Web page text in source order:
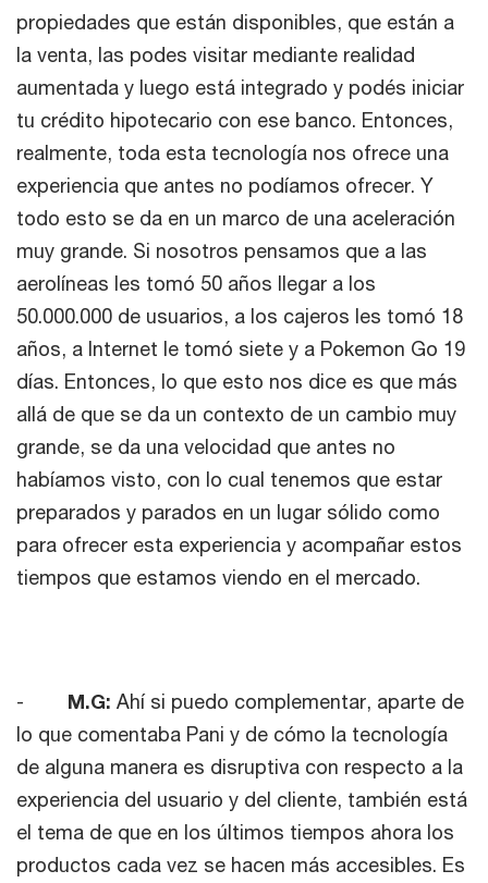
propiedades que están disponibles, que están a
la venta, las podes visitar mediante realidad
aumentada y luego está integrado y podés iniciar
tu crédito hipotecario con ese banco. Entonces,
realmente, toda esta tecnología nos ofrece una
experiencia que antes no podíamos ofrecer. Y
todo esto se da en un marco de una aceleración
muy grande. Si nosotros pensamos que a las
aerolíneas les tomó 50 años llegar a los
50.000.000 de usuarios, a los cajeros les tomó 18
años, a Internet le tomó siete y a Pokemon Go 19
días. Entonces, lo que esto nos dice es que más
allá de que se da un contexto de un cambio muy
grande, se da una velocidad que antes no
habíamos visto, con lo cual tenemos que estar
preparados y parados en un lugar sólido como
para ofrecer esta experiencia y acompañar estos
tiempos que estamos viendo en el mercado.
- M.G: Ahí si puedo complementar, aparte de
lo que comentaba Pani y de cómo la tecnología
de alguna manera es disruptiva con respecto a la
experiencia del usuario y del cliente, también está
el tema de que en los últimos tiempos ahora los
productos cada vez se hacen más accesibles. Es